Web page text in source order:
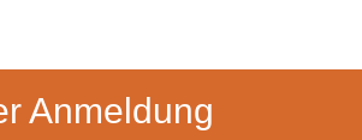
Anmeldung